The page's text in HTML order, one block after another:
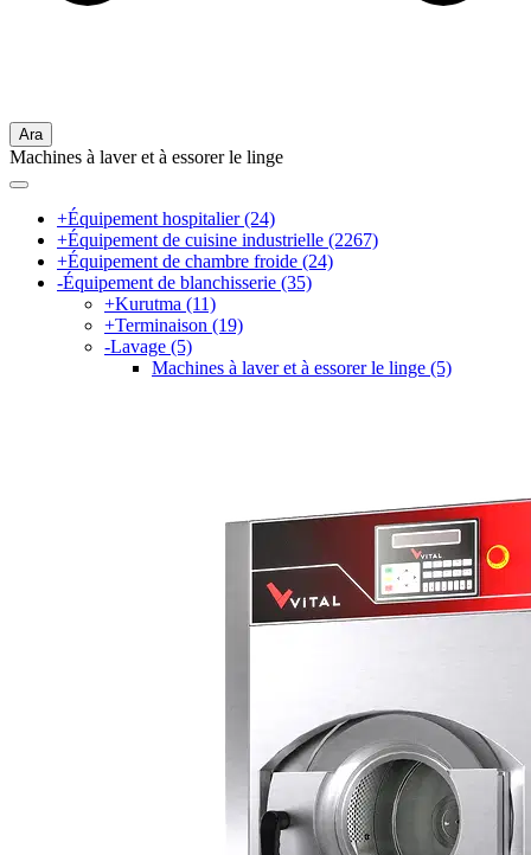
Ara
Machines à laver et à essorer le linge
+Équipement hospitalier(24)
+Équipement de cuisine industrielle (2267)
+Équipement de chambre froide (24)
-Équipement de blanchisserie (35)
+Kurutma (11)
+Terminaison (19)
-Lavage (5)
Machines à laver et à essorer le linge (5)